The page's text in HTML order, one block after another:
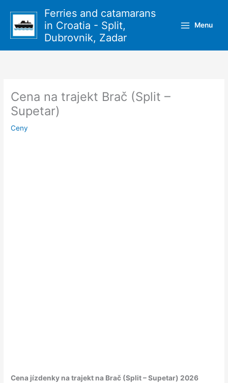
obsah
Ferries and catamarans
in Croatia - Split,
Dubrovnik, Zadar
Menu
Cena na trajekt Brač (Split –
Supetar)
Ceny
Cena jízdenky na trajekt na Brač (Split – Supetar) 2026